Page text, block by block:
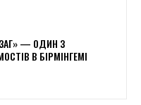
— ОДИН З
В БІРМІНГЕМІ